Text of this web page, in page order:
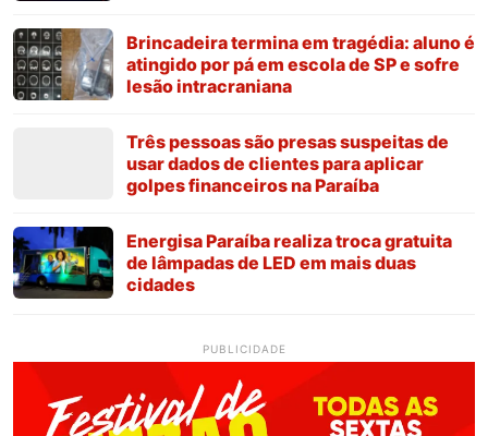
Brincadeira termina em tragédia: aluno é
atingido por pá em escola de SP e sofre
lesão intracraniana
Três pessoas são presas suspeitas de
usar dados de clientes para aplicar
golpes financeiros na Paraíba
Energisa Paraíba realiza troca gratuita
de lâmpadas de LED em mais duas
cidades
PUBLICIDADE